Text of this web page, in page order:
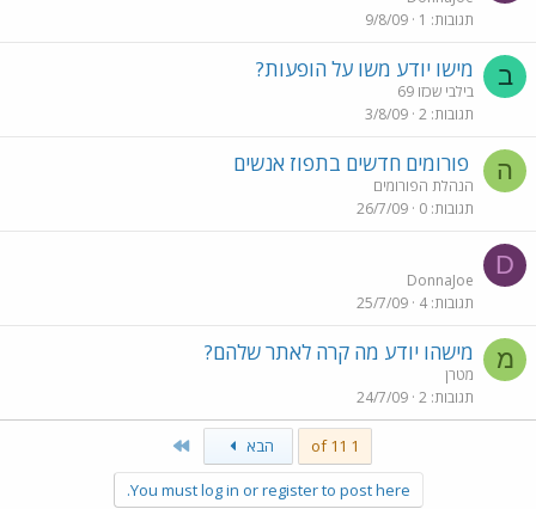
תגובות 1
9/8/09
ב מישו יודע משו על הופעות?
בילבי שכזו 69
תגובות 2
3/8/09
ה פורומים חדשים בתפוז אנשים
הנהלת הפורומים
תגובות 0
26/7/09
D
DonnaJoe
תגובות 4
25/7/09
מ מישהו יודע מה קרה לאתר שלהם?
מטרן
תגובות 2
24/7/09
1 of 11 הבא
You must log in or register to post here.